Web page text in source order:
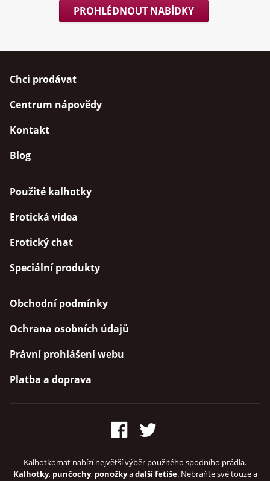
PROHLÉDNOUT NABÍDKY
Chci prodávat
Centrum nápovědy
Kontakt
Blog
Použité kalhotky
Erotická videa
Erotický chat
Speciální produkty
Obchodní podmínky
Ochrana osobních údajů
Právní prohlášení webu
Platba a doprava
Kalhotkomat nabízí největší výběr použitého spodního prádla.
Kalhotky, punčochy, ponožkyadalší fetiše. Nebraňte své touze a